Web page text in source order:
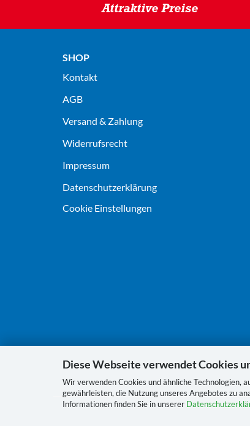
Diese Webseite verwendet Cookies
Wir verwenden Cookies und ähnliche Technologien,
gewährleisten, die Nutzung unseres Angebotes zu
Informationen finden Sie in unserer
Attraktive Preise
SHOP
Kontakt
AGB
Versand & Zahlung
Widerrufsrecht
Impressum
Datenschutz­erklärung
Cookie Einstellungen